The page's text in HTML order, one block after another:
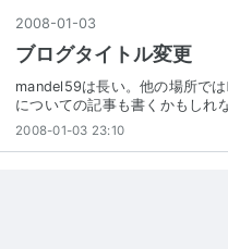
2008-01-03
ブログタイトル変更
mandel59は長い。他の場所で
についての記事も書くかもしれ
2008-01-03 23:10